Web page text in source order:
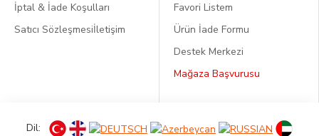
İptal & İade Koşulları
Satıcı Sözleşmesiİletişim
Favori Listem
Ürün İade Formu
Destek Merkezi
Mağaza Başvurusu
Dil: